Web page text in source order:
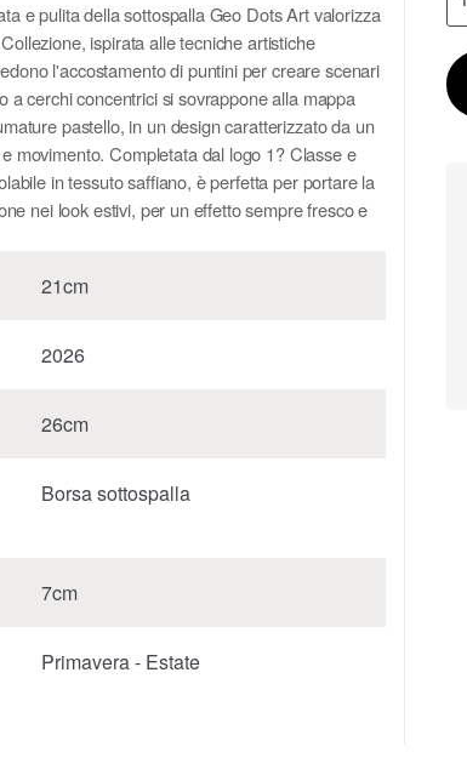
e pulita della sottospalla Geo Dots Art valorizza
ispirata alle tecniche artistiche
l'accostamento di puntini per creare scenari
a cerchi concentrici si sovrappone alla mappa
pastello, in un design caratterizzato da un
movimento. Completata dal logo 1? Classe e
in tessuto saffiano, è perfetta per portare la
nei look estivi, per un effetto sempre fresco e
21cm
2026
26cm
Borsa sottospalla
7cm
Primavera - Estate